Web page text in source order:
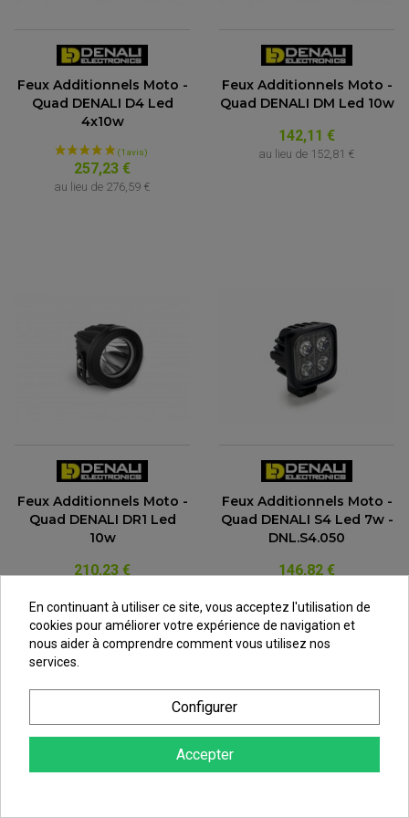
Feux Additionnels Moto -
Quad DENALI D4 Led
4x10w
257,23 €
au lieu de 276,59 €
Feux Additionnels Moto -
Quad DENALI DM Led 10w
142,11 €
au lieu de 152,81 €
Feux Additionnels Moto -
Quad DENALI DR1 Led
10w
210,23 €
Feux Additionnels Moto -
Quad DENALI S4 Led 7w -
DNL.S4.050
146,82 €
En continuant à utiliser ce site, vous acceptez l'utilisation de
cookies pour améliorer votre expérience de navigation et
nous aider à comprendre comment vous utilisez nos
services.
Configurer
Accepter